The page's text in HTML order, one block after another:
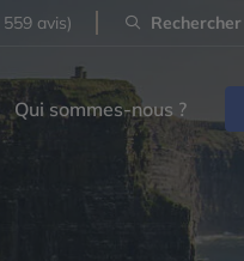
avis) Rechercher
Qui sommes-nous ?